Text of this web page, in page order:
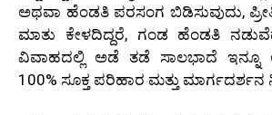
ಅಥವಾ ಹೆಂಡತಿ ಪರಸಂಗ ಬಿಡಿಸುವುದು,
ಮಾತು ಕೇಳದಿದ್ದರೆ, ಗಂಡ ಹೆಂಡತಿ
ವಿವಾಹದಲ್ಲಿ ಅಡೆ ತಡೆ ಸಾಲಭಾದೆ ಇನ್ನೂ
100% ಸೂಕ್ತ ಪರಿಹಾರ ಮತ್ತು ಮಾರ್ಗದರ್ಶನ